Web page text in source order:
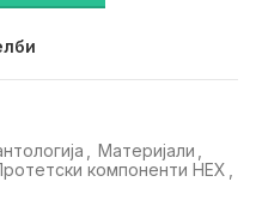
Материјали
компоненти HEX